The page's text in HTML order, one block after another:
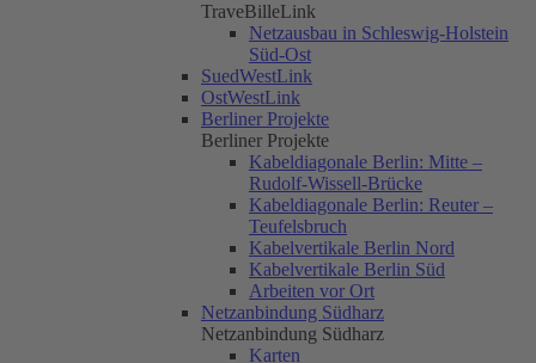
TraveBilleLink
Netzausbau in Schleswig-Holstein
Süd-Ost
SuedWestLink
OstWestLink
Berliner Projekte
Berliner Projekte
Kabeldiagonale Berlin: Mitte –
Rudolf-Wissell-Brücke
Kabeldiagonale Berlin: Reuter –
Teufelsbruch
Kabelvertikale Berlin Nord
Kabelvertikale Berlin Süd
Arbeiten vor Ort
Netzanbindung Südharz
Netzanbindung Südharz
Karten